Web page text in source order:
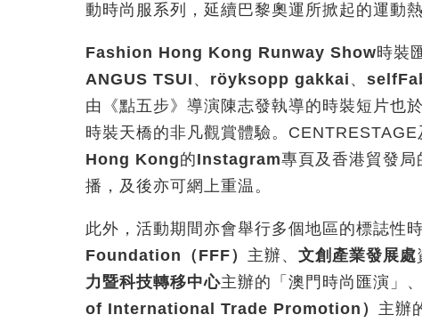
動時尚服系列，延續巴黎奧運所掀起的運動熱
Fashion Hong Kong Runway Show時裝
ANGUS TSUI 、 röyksopp gakkai 、
由《點五步》導演陳志發執導的時裝短片也
時裝天橋的非凡觀賞體驗。CENTRESTAGE
Hong Kong的Instagram專頁及香港貿發局
播，及後亦可網上重温。
此外 ，活動期間亦會舉行多個地區的標誌性
Foundation （ FFF） 主辦、 文創產業發展處
力暨科技轉移中心主辦的「澳門時尚匯演」、
of International Trade Promotion ） 主辦